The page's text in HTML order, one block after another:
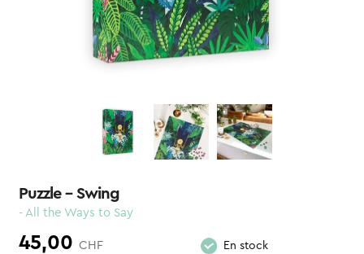
Puzzle – Swing
- All the Ways to Say
45,00 CHF En stock